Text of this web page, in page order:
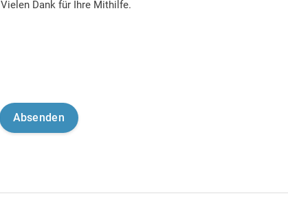
Vielen Dank für Ihre Mithilfe.